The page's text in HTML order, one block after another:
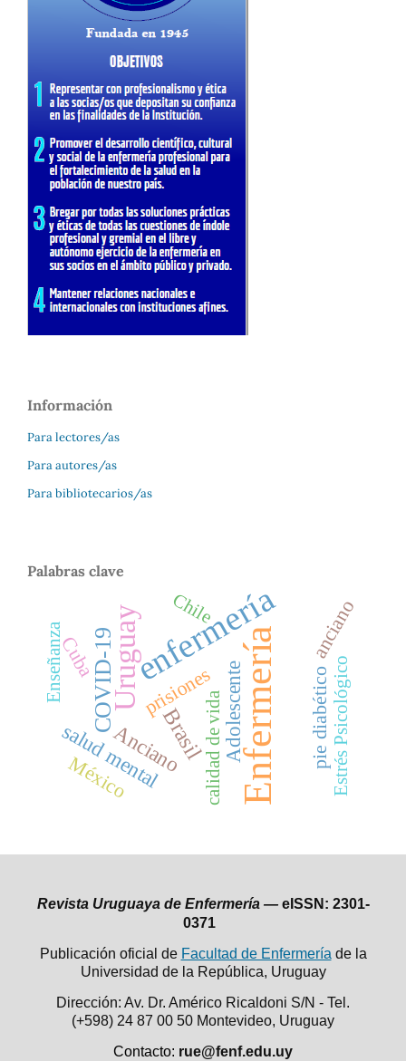
Información
Para lectores/as
Para autores/as
Para bibliotecarios/as
Palabras clave
Enfermería
enfermería
Uruguay
COVID-19
Brasil Adolescente
Anciano
salud mental pie diabético
prisiones
México
Cuba anciano
Enseñanza
calidad de vida Estrés Psicológico
Chile
Revista Uruguaya de Enfermería — eISSN: 2301-
0371
Publicación oficial de Facultad de Enfermería de la
Universidad de la República, Uruguay
Dirección: Av. Dr. Américo Ricaldoni S/N - Tel.
(+598) 24 87 00 50 Montevideo, Uruguay
Contacto: rue@fenf.edu.uy